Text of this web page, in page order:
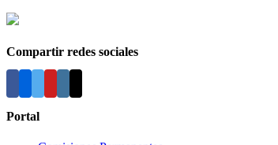
Compartir redes sociales
Portal